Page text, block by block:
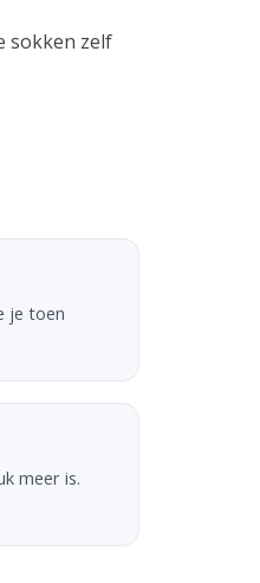
sokken zelf
je toen
meer is.